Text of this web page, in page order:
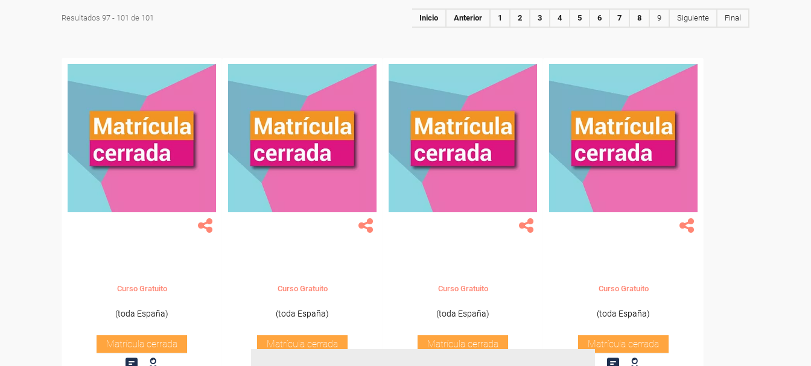
Resultados 97 - 101 de 101 Inicio Anterior 1 2 3 4 5 6 7 8 9 Siguiente Final
Curso Gratuito
(toda España)
Matrícula cerrada
Curso Gratuito
(toda España)
Matrícula cerrada
Curso Gratuito
(toda España)
Matrícula cerrada
Curso Gratuito
(toda España)
Matrícula cerrada